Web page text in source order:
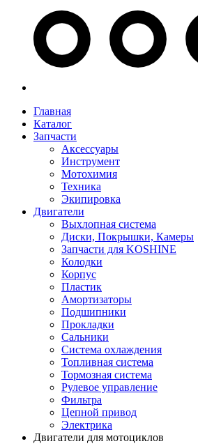
Главная
Каталог
Запчасти
Аксессуары
Инструмент
Мотохимия
Техника
Экипировка
Двигатели
Выхлопная система
Диски, Покрышки, Камеры
Запчасти для KOSHINE
Колодки
Корпус
Пластик
Амортизаторы
Подшипники
Прокладки
Сальники
Система охлаждения
Топливная система
Тормозная система
Рулевое управление
Фильтра
Цепной привод
Электрика
Двигатели для мотоциклов